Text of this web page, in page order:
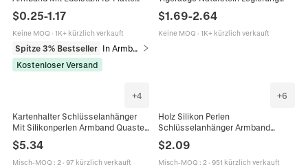
Minimalistischer Mode Punk
Schmuck Für Den Alltag
$0.25-1.17
Keine MOQ · 1K+ kürzlich verkauft
Spitze 3% Bestseller
In Armbänder
Kostenloser Versand
Kreuz Anhänger Vintage
Geflochtener Schmuck
Magnetverschluss
$1.69-2.64
Keine MOQ · 1K+ kürzlich verkauft
+4
Kartenhalter Schlüsselanhänger
Mit Silikonperlen Armband Quaste
PU Leder Leopard Kuhmuster Für
Damen
$5.34
Misch-MOQ : 2· 97 kürzlich verkauft
+6
Holz Silikon Perlen
Schlüsselanhänger Armband
Handgelenkschlaufe Für Frauen
Mit Lederquaste Und Holzscheibe
Boho Stil
$2.09
Misch-MOQ : 2· 951 kürzlich verkauft